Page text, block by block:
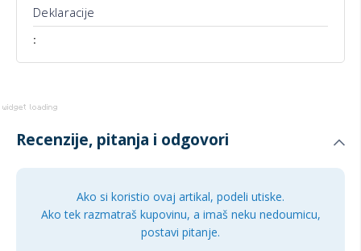
Deklaracije
informacija
Recenzije, pitanja i odgovori
Ako si koristio ovaj artikal, podeli utiske.
Ako tek razmatraš kupovinu, a imaš neku nedoumicu,
postavi pitanje.